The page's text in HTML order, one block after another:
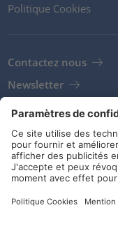
Politique Cookies
Contactez nous
Newsletter
Clients
Fournisseurs
Conditions de stockage
Réseaux sociaux